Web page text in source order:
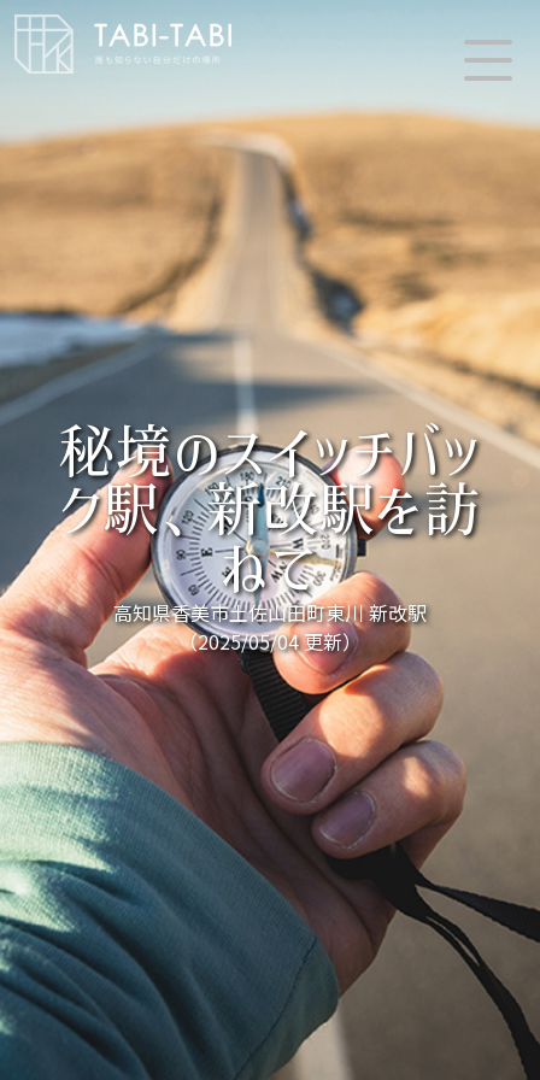
秘境のスイッチバッ
ク駅、新改駅を訪
ねて
高知県香美市土佐山田町東川 新改駅
（2025/05/04 更新）